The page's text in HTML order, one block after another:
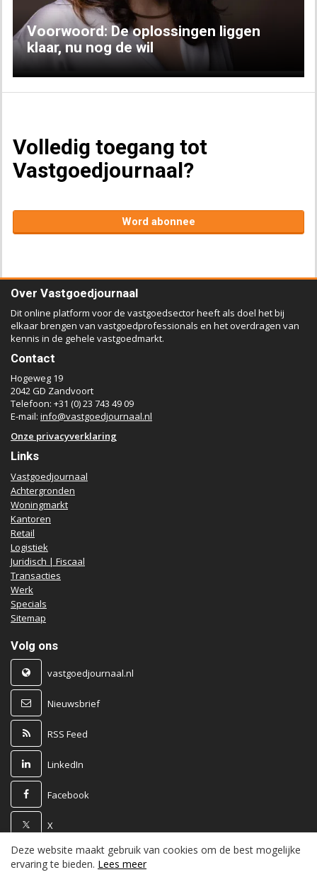
Voorwoord: De oplossingen liggen
klaar, nu nog de wil
Volledig toegang tot
Vastgoedjournaal?
Word abonnee
Over Vastgoedjournaal
Dit online platform voor de vastgoedsector heeft als doel het bij
elkaar brengen van vastgoedprofessionals en het overdragen van
kennis in de gehele vastgoedmarkt.
Contact
Hogeweg 19
2042 GD Zandvoort
Telefoon: +31 (0) 23 743 49 09
E-mail: info@vastgoedjournaal.nl
Onze privacyverklaring
Links
Vastgoedjournaal
Achtergronden
Woningmarkt
Kantoren
Retail
Logistiek
Juridisch | Fiscaal
Transacties
Werk
Specials
Sitemap
Volg ons
vastgoedjournaal.nl
Nieuwsbrief
RSS Feed
LinkedIn
Facebook
X
Powered by
Deze website maakt gebruik van cookies om de best mogelijke
ervaring te bieden. Lees meer